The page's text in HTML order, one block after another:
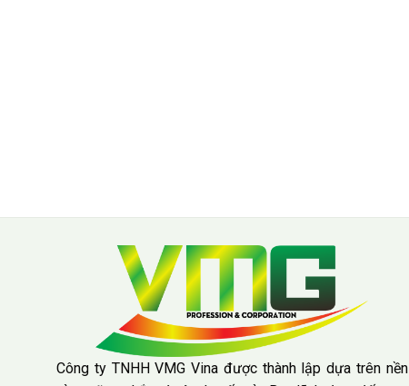
Công ty TNHH VMG Vina được thành lập dựa trên nền